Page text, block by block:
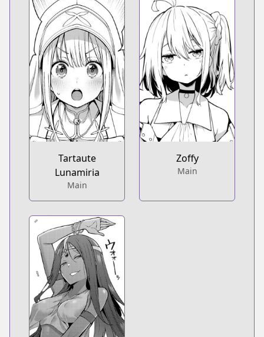
Tartaute
Lunamiria
Main
Zoffy
Main